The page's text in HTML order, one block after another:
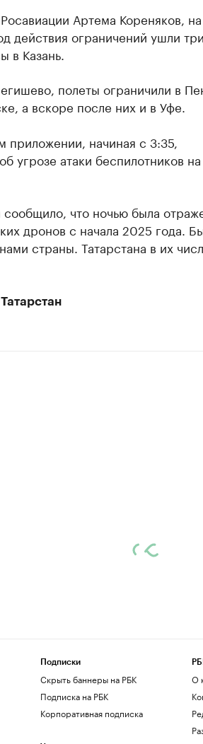
Артема Кореняков, на
действия ограничений ушли три
в Казань.
полеты ограничили в
а вскоре после них и в Уфе.
начиная с 3:35,
угрозе атаки беспилотников на
что ночью была
дронов с начала 2025 года.
страны. Татарстана в их
Подписки
Скрыть баннеры на РБК
Подписка на РБК
Корпоративная подписка
О